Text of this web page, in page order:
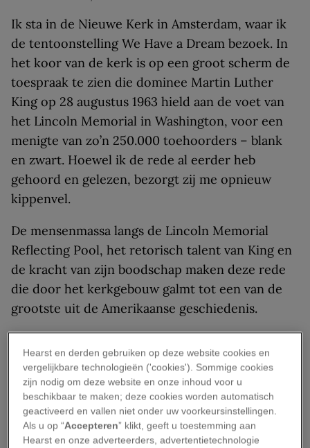
Ik sta in de Nieuwe Kerk in Amsterdam, waar ik
de tentoonstelling We Have a Dream bezoek. In
het koor van de kerk is op een groot scherm de
toespraak te zien die dominee Martin Luther
King op 28 augustus 1963 hield aan de voet van
het Lincoln Memorial in Washington, voor een
menigte van zo’n 250.000 toehoorders – blank
en zwart. Hoewel ik de rede al eerder heb
gehoord en gelezen, bezorgt zij me opnieuw
kippenvel.
De mensenmassa langs de Lincoln Memorial
Reflecting Pool, het retorisch talent van King en
de kracht van zijn boodschap maken deze rede
die door het kerkgebouw galmt tot een van de
grootste uit de Amerikaanse geschiedenis.
Amerikaanse droom. Ik heb een droom dat op
een dag dit land zal opstaan en de ware
betekenis van zijn credo zal aanvaarden: ‘Wij
beschouwen deze waarheden als
vanzelfsprekend: dat alle mensen gelijk
Hearst en derden gebruiken op deze website cookies en
vergelijkbare technologieën ('cookies'). Sommige cookies
zijn nodig om deze website en onze inhoud voor u
beschikbaar te maken; deze cookies worden automatisch
geactiveerd en vallen niet onder uw voorkeursinstellingen.
Als u op “Accepteren” klikt, geeft u toestemming aan
Hearst en onze adverteerders, advertentietechnologie